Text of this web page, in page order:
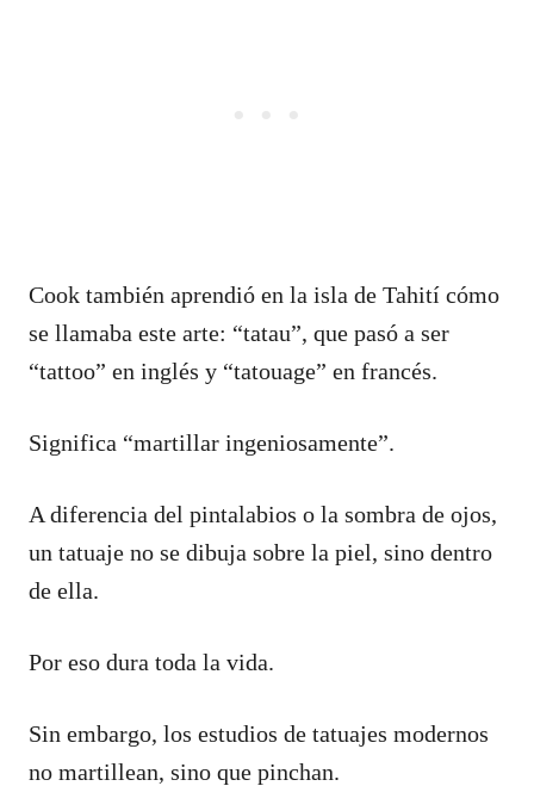
Cook también aprendió en la isla de Tahití cómo
se llamaba este arte: “tatau”, que pasó a ser
“tattoo” en inglés y “tatouage” en francés.
Significa “martillar ingeniosamente”.
A diferencia del pintalabios o la sombra de ojos,
un tatuaje no se dibuja sobre la piel, sino dentro
de ella.
Por eso dura toda la vida.
Sin embargo, los estudios de tatuajes modernos
no martillean, sino que pinchan.